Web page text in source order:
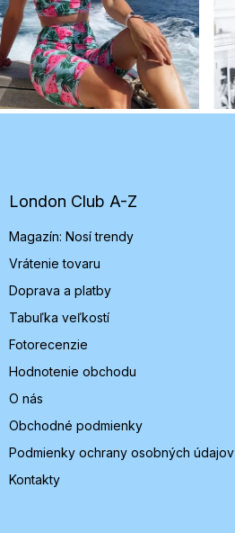
e
London Club A-Z
Magazín: Nosí trendy
Vrátenie tovaru
Doprava a platby
Tabuľka veľkostí
Fotorecenzie
Hodnotenie obchodu
O nás
Obchodné podmienky
Podmienky ochrany osobných údajov
Kontakty